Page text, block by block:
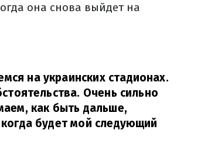
она снова выйдет на
на украинских стадионах.
Очень сильно
как быть дальше,
будет мой следующий